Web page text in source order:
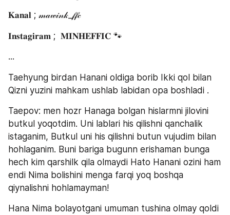
𝐊𝐚𝐧𝐚𝐥 ; 𝓂𝒶𝓌𝒾𝓃𝓀_𝒻𝒻𝒸
𝐈𝐧𝐬𝐭𝐚𝐠𝐢𝐫𝐚𝐦 ;  𝐌𝐈𝐍𝐇𝐄𝐅𝐅𝐈𝐂 🐾
...
Taehyung birdan Hanani oldiga borib Ikki qol bilan
Qizni yuzini mahkam ushlab labidan opa boshladi .
Taepov: men hozr Hanaga bolgan hislarmni jilovini
butkul yoqotdim. Uni lablari his qilishni qanchalik
istaganim, Butkul uni his qilishni butun vujudim bilan
hohlaganim. Buni bariga bugunn erishaman bunga
hech kim qarshilk qila olmaydi Hato Hanani ozini ham
endi Nima bolishini menga farqi yoq boshqa
qiynalishni hohlamayman!
Hana Nima bolayotgani umuman tushina olmay qoldi